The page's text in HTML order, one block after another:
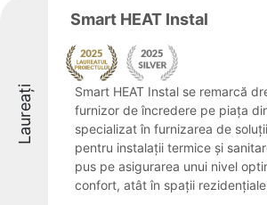
Laureați
Smart HEAT Instal
Smart HEAT Instal se remarcă
furnizor de încredere pe piața
specializat în furnizarea de
pentru instalații termice și
pus pe asigurarea unui nivel
confort, atât în spații